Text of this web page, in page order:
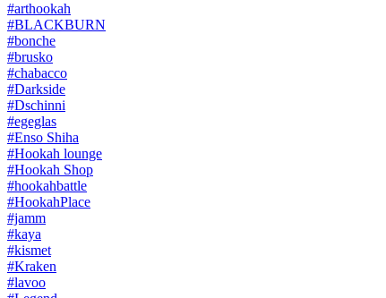
#arthookah
#BLACKBURN
#bonche
#brusko
#chabacco
#Darkside
#Dschinni
#egeglas
#Enso Shiha
#Hookah lounge
#Hookah Shop
#hookahbattle
#HookahPlace
#jamm
#kaya
#kismet
#Kraken
#lavoo